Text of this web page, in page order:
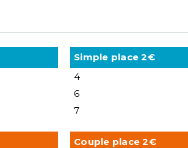
Simple place 2€
4
6
7
Couple place 2€